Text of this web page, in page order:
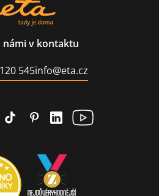
námi v kontaktu
545info@eta.cz